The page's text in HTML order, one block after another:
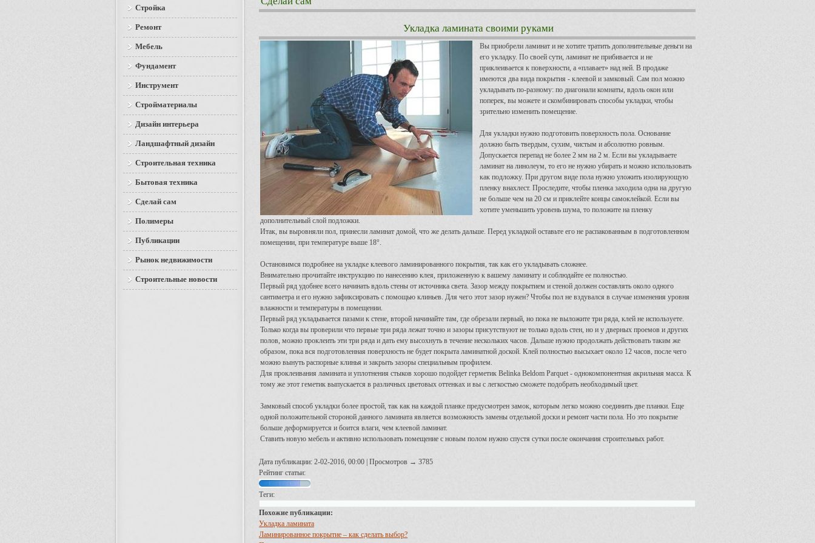
Укладка ламината своими руками
Вы приобрели ламинат и не хотите тратить дополнительные деньги на
его укладку. По своей сути, ламинат не прибивается и не
приклеивается к поверхности, а «плавает» над ней. В продаже
имеются два вида покрытия - клеевой и замковый. Сам пол можно
укладывать по-разному: по диагонали комнаты, вдоль окон или
поперек, вы можете и скомбинировать способы укладки, чтобы
зрительно изменить помещение.
Для укладки нужно подготовить поверхность пола. Основание
должно быть твердым, сухим, чистым и абсолютно ровным.
Допускается перепад не более 2 мм на 2 м. Если вы укладываете
ламинат на линолеум, то его не нужно убирать и можно использовать
как подложку. При другом виде пола нужно уложить изолирующую
пленку внахлест. Проследите, чтобы пленка заходила одна на другую
не больше чем на 20 см и приклейте концы самоклейкой. Если вы
хотите уменьшить уровень шума, то положите на пленку
дополнительный слой подложки.
Итак, вы выровняли пол, принесли ламинат домой, что же делать дальше. Перед укладкой оставьте его не распакованным в подготовленном
помещении, при температуре выше 18°.
Остановимся подробнее на укладке клеевого ламинированного покрытия, так как его укладывать сложнее.
Внимательно прочитайте инструкцию по нанесению клея, приложенную к вашему ламинату и соблюдайте ее полностью.
Первый ряд удобнее всего начинать вдоль стены от источника света. Зазор между покрытием и стеной должен составлять около одного
сантиметра и его нужно зафиксировать с помощью клиньев. Для чего этот зазор нужен? Чтобы пол не вздувался в случае изменения уровня
влажности и температуры в помещении.
Первый ряд укладывается пазами к стене, второй начинайте там, где обрезали первый, но пока не выложите три ряда, клей не используете.
Только когда вы проверили что первые три ряда лежат точно и зазоры присутствуют не только вдоль стен, но и у дверных проемов и других
полов, можно проклеить эти три ряда и дать ему высохнуть в течение нескольких часов. Дальше нужно продолжать действовать таким же
образом, пока вся подготовленная поверхность не будет покрыта ламинатной доской. Клей полностью высыхает около 12 часов, после чего
можно вынуть распорные клинья и закрыть зазоры специальным профилем.
Для проклеивания ламината и уплотнения стыков хорошо подойдет герметик Belinka Beldom Parquet - однокомпонентная акрильная масса. К
тому же этот геметик выпускается в различных цветовых оттенках и вы с легкостью сможете подобрать необходимый цвет.
Замковый способ укладки более простой, так как на каждой планке предусмотрен замок, которым легко можно соединить две планки. Еще
одной положительной стороной данного ламината является возможность замены отдельной доски и ремонт части пола. Но это покрытие
больше деформируется и боится влаги, чем клеевой ламинат.
Ставить новую мебель и активно использовать помещение с новым полом нужно спустя сутки после окончания строительных работ.
Дата публикации: 2-02-2016, 00:00 | Просмотров → 3785
Рейтинг статьи:
Теги:
Похожие публикации:
Укладка ламината
Ламинированное покрытие – как сделать выбор?
Стройка
Ремонт
Мебель
Фундамент
Инструмент
Стройматериалы
Дизайн интерьера
Ландшафтный дизайн
Строительная техника
Бытовая техника
Сделай сам
Полимеры
Публикации
Рынок недвижимости
Строительные новости